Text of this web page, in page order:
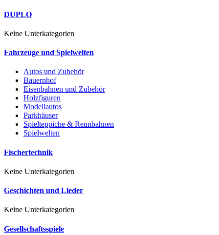
DUPLO
Keine Unterkategorien
Fahrzeuge und Spielwelten
Autos und Zubehör
Bauernhof
Eisenbahnen und Zubehör
Holzfiguren
Modellautos
Parkhäuser
Spielteppiche & Rennbahnen
Spielwelten
Fischertechnik
Keine Unterkategorien
Geschichten und Lieder
Keine Unterkategorien
Gesellschaftsspiele